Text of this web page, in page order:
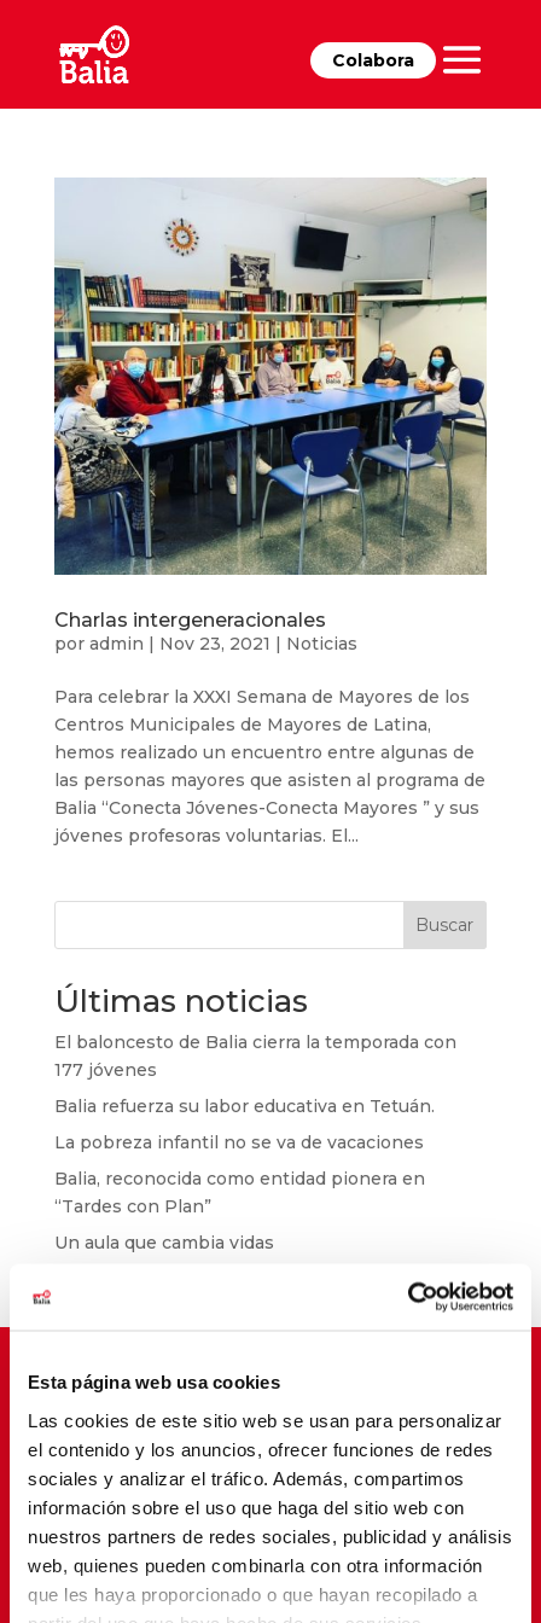
Esta página web usa cookies
Las cookies de este sitio web se usan para personalizar
el contenido y los anuncios, ofrecer funciones de redes
sociales y analizar el tráfico. Además, compartimos
información sobre el uso que haga del sitio web con
nuestros partners de redes sociales, publicidad y análisis
web, quienes pueden combinarla con otra información
que les haya proporcionado o que hayan recopilado a
Colabora
Charlas intergeneracionales
por admin | Nov 23, 2021 | Noticias
Para celebrar la XXXI Semana de Mayores de los
Centros Municipales de Mayores de Latina,
hemos realizado un encuentro entre algunas de
las personas mayores que asisten al programa de
Balia “Conecta Jóvenes-Conecta Mayores ” y sus
jóvenes profesoras voluntarias. El...
Buscar
Últimas noticias
El baloncesto de Balia cierra la temporada con
177 jóvenes
Balia refuerza su labor educativa en Tetuán.
La pobreza infantil no se va de vacaciones
Balia, reconocida como entidad pionera en
“Tardes con Plan”
Un aula que cambia vidas
Suscríbete para cambiar vidas